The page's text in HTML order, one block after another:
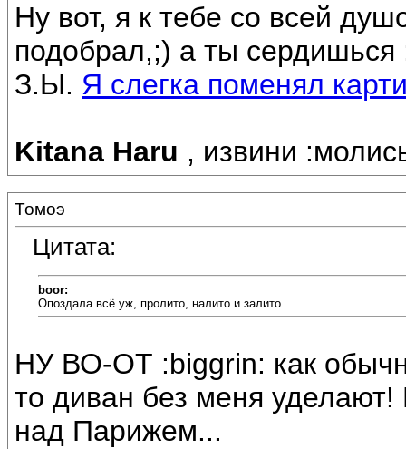
Ну вот, я к тебе со всей
подобрал,;) а ты сердишься
З.Ы. Я слегка поменял
Kitana Haru , извини
Томоэ
Цитата:
boor:
Опоздала всё уж, пролито, налито и залито.
НУ ВО-ОТ :biggrin: как
то диван без меня
над Парижем...